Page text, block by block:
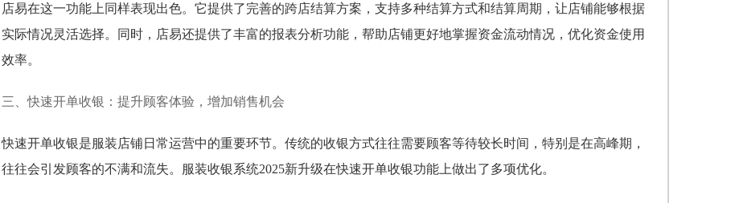
店易在这一功能上同样表现出色。它提供了完善的跨店结算方案，支持多种结算方式和结算周期，让店铺能够根据
实际情况灵活选择。同时，店易还提供了丰富的报表分析功能，帮助店铺更好地掌握资金流动情况，优化资金使用
效率。
三、快速开单收银：提升顾客体验，增加销售机会
快速开单收银是服装店铺日常运营中的重要环节。传统的收银方式往往需要顾客等待较长时间，特别是在高峰期，
往往会引发顾客的不满和流失。服装收银系统2025新升级在快速开单收银功能上做出了多项优化。